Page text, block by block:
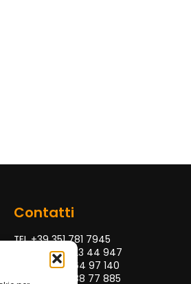
Contatti
TEL +39 351 781 7945
TEL +39 070 23 44 947
TEL +39 070 64 97 140
TEL +39 070 88 77 885